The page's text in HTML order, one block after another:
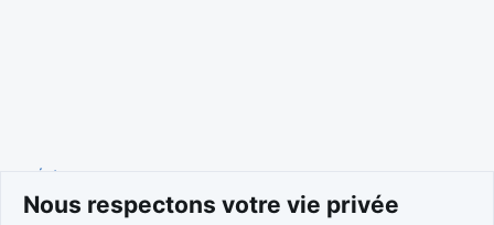
Événements
Nous respectons votre vie privée